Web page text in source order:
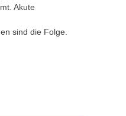
Akute
sind die Folge.